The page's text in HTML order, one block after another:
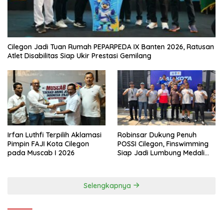
Cilegon Jadi Tuan Rumah PEPARPEDA IX Banten 2026, Ratusan
Atlet Disabilitas Siap Ukir Prestasi Gemilang
Irfan Luthfi Terpilih Aklamasi
Pimpin FAJI Kota Cilegon
pada Muscab I 2026
Robinsar Dukung Penuh
POSSI Cilegon, Finswimming
Siap Jadi Lumbung Medali
Selengkapnya